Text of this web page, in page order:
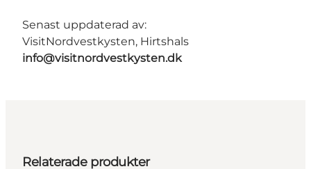
Senast uppdaterad av:
VisitNordvestkysten, Hirtshals
info@visitnordvestkysten.dk
Relaterade produkter